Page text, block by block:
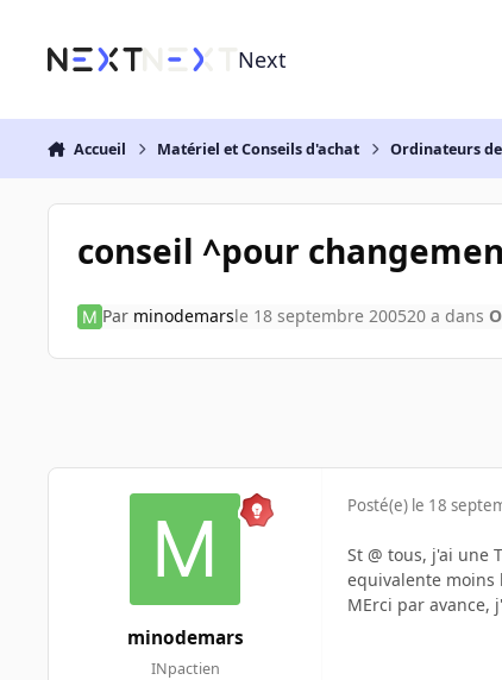
Next
Accueil Matériel et Conseils d'achat Ordinateurs
conseil ^pour
Par minodemarsle 18 septembre 200520 a dans
minodemars
INpactien
Posté(e) le 18
St @ tous, j'ai une
equivalente moins
MErci par avance,